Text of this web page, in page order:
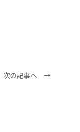
次の記事へ →